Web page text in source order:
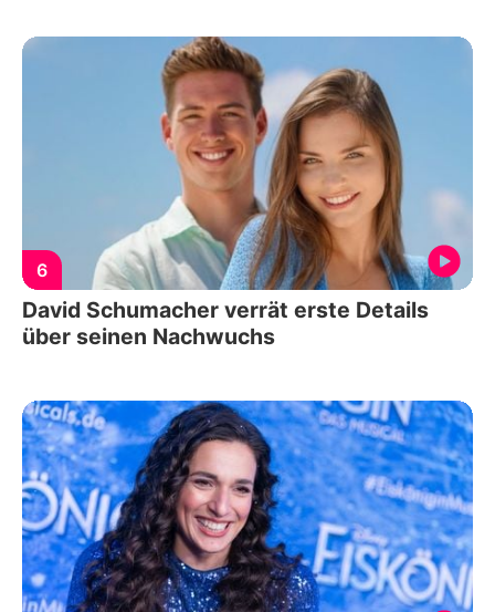
6
David Schumacher verrät erste Details
über seinen Nachwuchs